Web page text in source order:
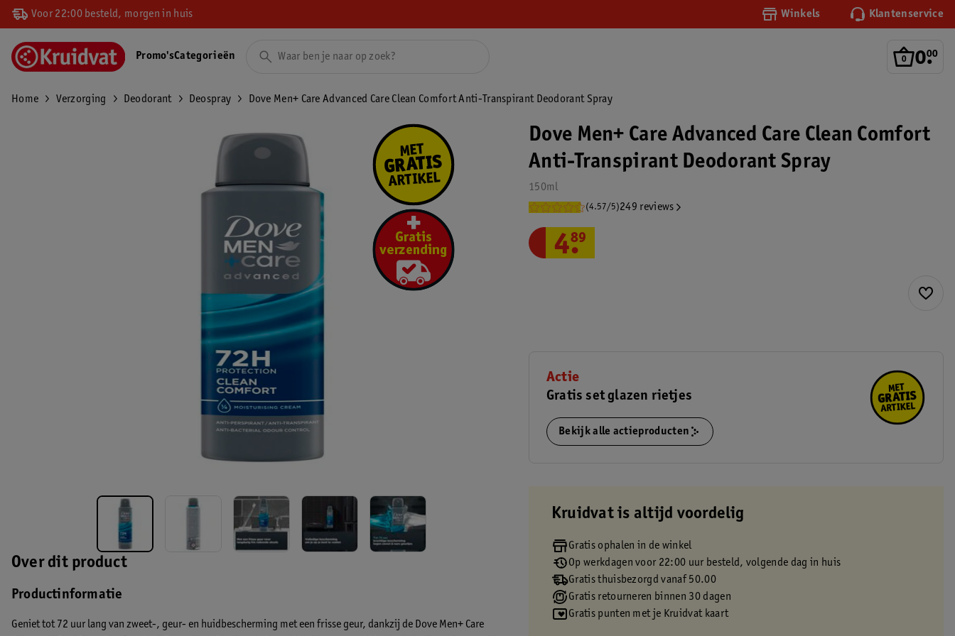
Voor 22:00 besteld, morgen in huis Winkels Klantenservice
0.
00
Promo'sCategorieën
Home Verzorging Deodorant Deospray Dove Men+ Care Advanced Care Clean Comfort Anti-Transpirant Deodorant Spray
Over dit product
Productinformatie
Geniet tot 72 uur lang van zweet-, geur- en huidbescherming met een frisse geur, dankzij de Dove Men+ Care
Dove Men+ Care Advanced Care Clean Comfort
Anti-Transpirant Deodorant Spray
150ml
(4.57/5)249 reviews
4.
89
Actie
Gratis set glazen rietjes
Bekijk alle actieproducten
Kruidvat is altijd voordelig
Gratis ophalen in de winkel
Op werkdagen voor 22:00 uur besteld, volgende dag in huis
Gratis thuisbezorgd vanaf 50.00
Gratis retourneren binnen 30 dagen
Gratis punten met je Kruidvat kaart